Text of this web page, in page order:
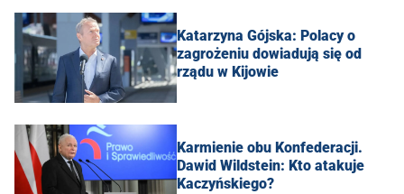
Katarzyna Gójska: Polacy o
zagrożeniu dowiadują się od
rządu w Kijowie
Karmienie obu Konfederacji.
Dawid Wildstein: Kto atakuje
Kaczyńskiego?